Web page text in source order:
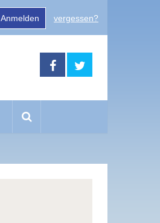
Anmelden vergessen?